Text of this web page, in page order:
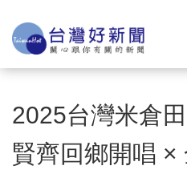
2025台灣米倉
賢齊回鄉開唱 ×